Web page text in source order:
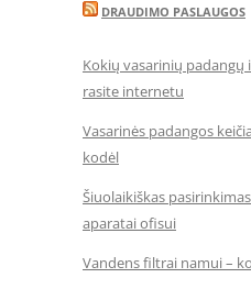
DRAUDIMO PASLAUGOS
Kokių vasarinių padangų
rasite internetu
Vasarinės padangos
kodėl
Šiuolaikiškas
aparatai ofisui
Vandens filtrai namui –